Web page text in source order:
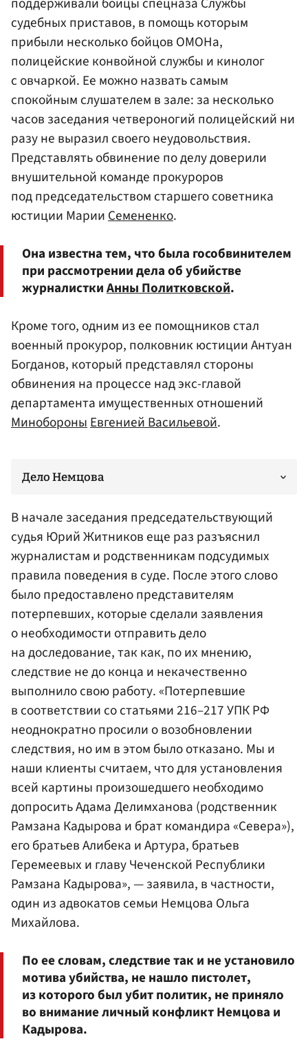
судебных приставов, в помощь которым
прибыли несколько бойцов ОМОНа,
полицейские конвойной службы и кинолог
с овчаркой. Ее можно назвать самым
спокойным слушателем в зале: за несколько
часов заседания четвероногий полицейский ни
разу не выразил своего неудовольствия.
Представлять обвинение по делу доверили
внушительной команде прокуроров
под председательством старшего советника
юстиции МарииСемененко.
Она известна тем, что была гособвинителем
при рассмотрении дела об убийстве
журналисткиАнны Политковской.
Кроме того, одним из ее помощников стал
военный прокурор, полковник юстиции Антуан
Богданов, который представлял стороны
обвинения на процессе над экс-главой
департамента имущественных отношений
МинобороныЕвгенией Васильевой.
Дело Немцова
В начале заседания председательствующий
судья Юрий Житниковеще раз разъяснил
журналистам и родственникам подсудимых
правила поведения в суде. После этого слово
было предоставлено представителям
потерпевших, которые сделали заявления
о необходимости отправить дело
на доследование, так как, по их мнению,
следствие не до конца и некачественно
выполнило свою работу. «Потерпевшие
в соответствии со статьями 216–217 УПК РФ
неоднократно просили о возобновлении
следствия, но им в этом было отказано. Мы и
наши клиенты считаем, что для установления
всей картины произошедшего необходимо
допроситьАдама Делимханова (родственник
Рамзана Кадырова и брат командира «Севера»),
его братьев Алибека и Артура, братьев
Геремеевых и главу Чеченской Республики
Рамзана Кадырова», — заявила, в частности,
один из адвокатов семьи Немцова Ольга
Михайлова.
По ее словам, следствие так и не установило
мотива убийства, не нашло пистолет,
из которого был убит политик, не приняло
во внимание личный конфликт Немцова и
Кадырова.